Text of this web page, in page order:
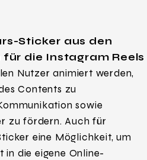
Sticker aus den
die Instagram Reels
Nutzer animiert werden,
Contents zu
sowie
zu fördern. Auch für
eine Möglichkeit, um
die eigene Online-